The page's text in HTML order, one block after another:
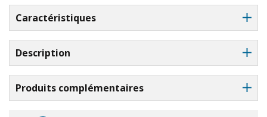
Caractéristiques
Description
Produits complémentaires